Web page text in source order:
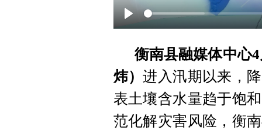
Play
衡南县融媒体中心
炜）进入汛期以来，
表土壤含水量趋于饱
范化解灾害风险，衡